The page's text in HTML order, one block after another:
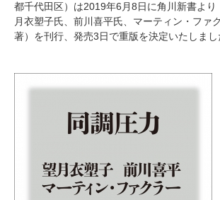
都千代田区）は2019年6月8日に角川新書より
月衣塑子氏、前川喜平氏、マーティン・ファ
著）を刊行、発売3日で重版を決定いたしまし